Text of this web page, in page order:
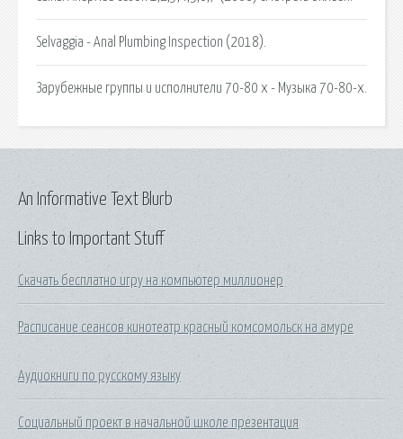
Selvaggia - Anal Plumbing Inspection (2018).
Зарубежные группы и исполнители 70-80 х - Музыка 70-80-х.
Links to Important Stuff
Скачать бесплатно игру на компьютер миллионер
Расписание сеансов кинотеатр красный комсомольск на амуре
Аудиокниги по русскому языку
Социальный проект в начальной школе презентация
An Informative Text Blurb